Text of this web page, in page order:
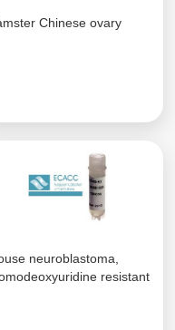
Chinese ovary
neuroblastoma,
resistant